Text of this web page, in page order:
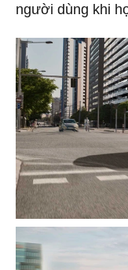
người dùng khi